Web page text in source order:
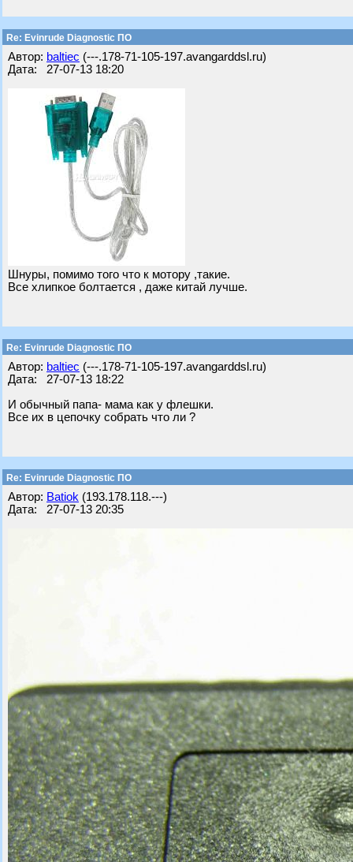
Re: Evinrude Diagnostic ПО
Автор: baltiec (---.178-71-105-197.avangarddsl.ru)
Дата: 27-07-13 18:20
Шнуры, помимо того что к мотору ,такие.
Все хлипкое болтается , даже китай лучше.
Re: Evinrude Diagnostic ПО
Автор: baltiec (---.178-71-105-197.avangarddsl.ru)
Дата: 27-07-13 18:22
И обычный папа- мама как у флешки.
Все их в цепочку собрать что ли ?
Re: Evinrude Diagnostic ПО
Автор: Batiok (193.178.118.---)
Дата: 27-07-13 20:35